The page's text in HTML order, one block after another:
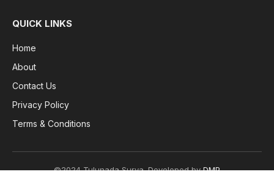
QUICK LINKS
Home
About
Contact Us
Privacy Policy
Terms & Conditions
©2024 Tulunada Surya. Developed byDMP